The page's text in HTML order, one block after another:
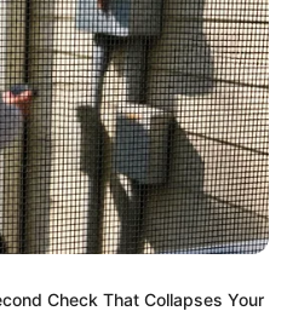
Check That Collapses Your